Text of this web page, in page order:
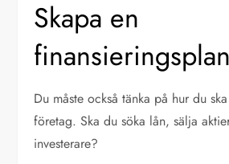
Skapa en
finansieringsplan
Du måste också tänka på hur du
företag. Ska du söka lån, sälja
investerare?